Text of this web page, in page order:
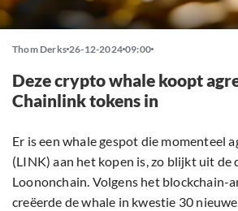
Thom Derks 26-12-2024 09:00
Deze crypto whale koopt
Chainlink tokens in
Er is een whale gespot die momenteel
(LINK) aan het kopen is, zo blijkt uit de
Loononchain. Volgens het blockchain-
creëerde de whale in kwestie 30